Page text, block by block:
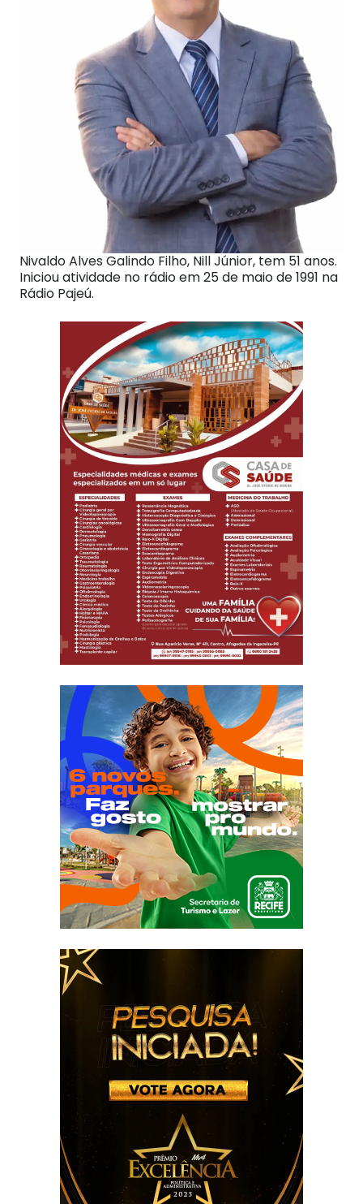
Nivaldo Alves Galindo Filho, Nill Júnior, tem 51 anos.
Iniciou atividade no rádio em 25 de maio de 1991 na
Rádio Pajeú.